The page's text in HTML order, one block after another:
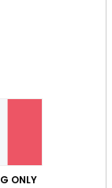
ONLY